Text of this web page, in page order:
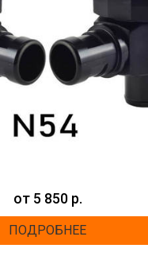
от 5 850 р.
ПОДРОБНЕЕ